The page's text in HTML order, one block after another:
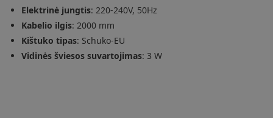
Elektrinė jungtis: 220-240V, 50Hz
Kabelio ilgis: 2000 mm
Kištuko tipas: Schuko-EU
Vidinės šviesos suvartojimas: 3 W